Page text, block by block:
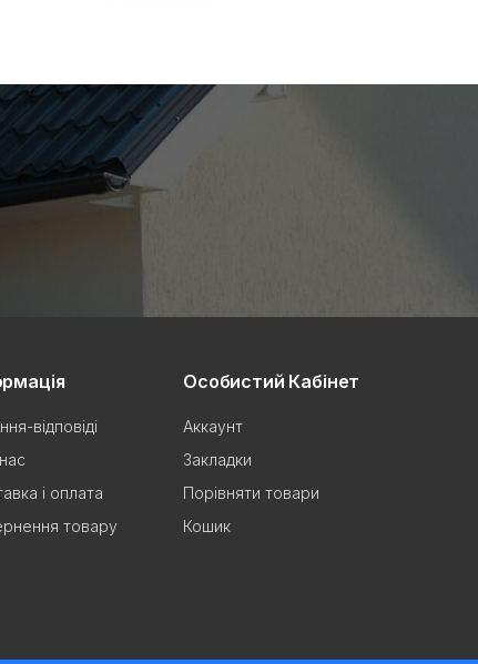
відповіді
і оплата
товару
Особистий Кабінет
Аккаунт
Закладки
Порівняти товари
Кошик